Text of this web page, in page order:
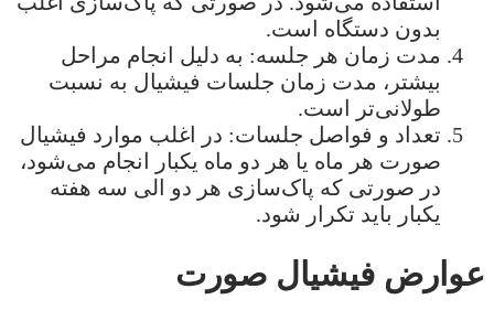
بدون دستگاه است.
مدت زمان هر جلسه: به دلیل انجام مراحل
بیشتر، مدت زمان جلسات فیشیال به نسبت
طولانی‌تر است.
تعداد و فواصل جلسات: در اغلب موارد فیشیال
صورت هر ماه یا هر دو ماه یکبار انجام می‌شود،
در صورتی که پاک‌سازی هر دو الی سه هفته
یکبار باید تکرار شود.
عوارض فیشیال صورت